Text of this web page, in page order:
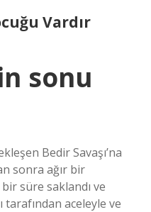
Vardır
sonu
Bedir Savaşı’na
sonra ağır bir
süre saklandı ve
tarafından aceleyle ve